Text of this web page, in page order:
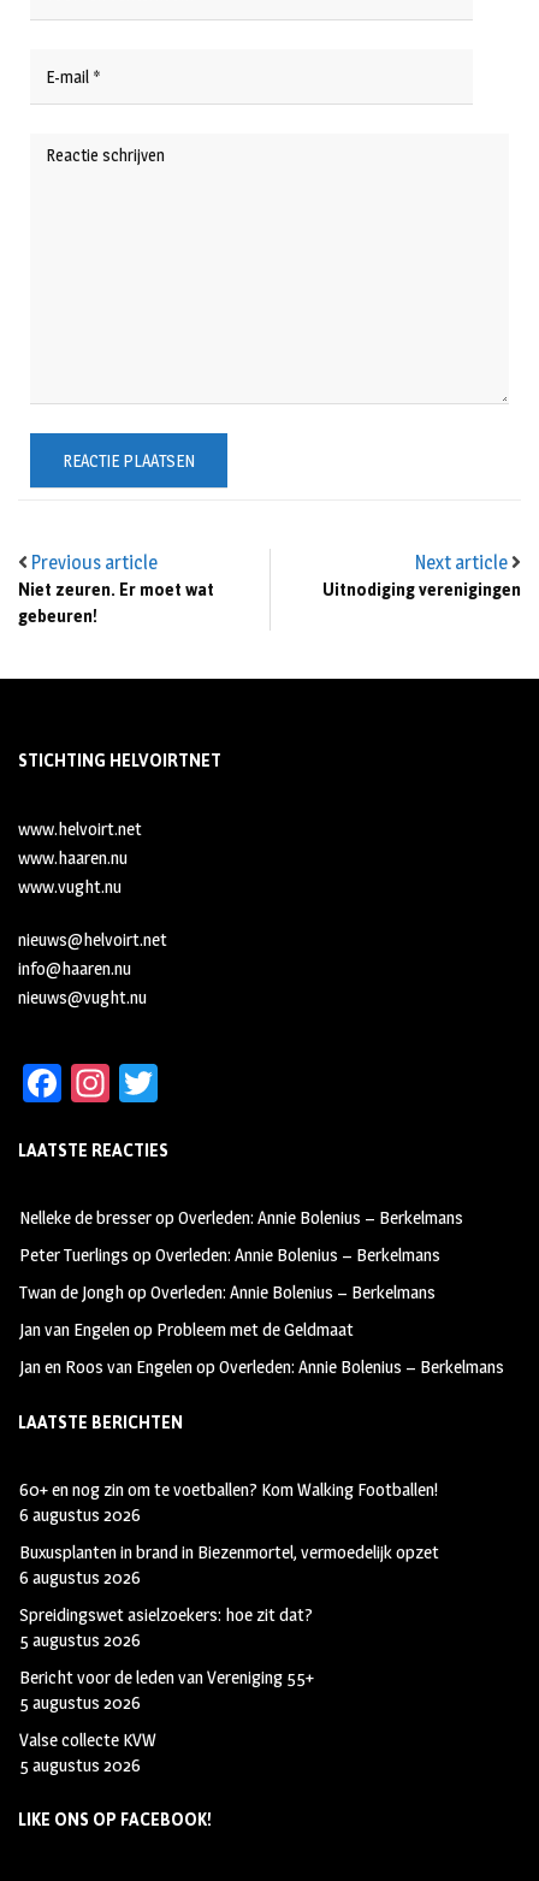
Previous article
Niet zeuren. Er moet wat
gebeuren!
Next article
Uitnodiging verenigingen
STICHTING HELVOIRTNET
www.helvoirt.net
www.haaren.nu
www.vught.nu
nieuws@helvoirt.net
info@haaren.nu
nieuws@vught.nu
Fa
b
oo
k
In
ag
m
tt
LAATSTE REACTIES
Nelleke de bresseropOverleden: Annie Bolenius – Berkelmans
Peter Tuerlings opOverleden: Annie Bolenius – Berkelmans
Twan de JonghopOverleden: Annie Bolenius – Berkelmans
Jan van Engelenop Probleem met de Geldmaat
Jan en Roos van EngelenopOverleden: Annie Bolenius – Berkelmans
LAATSTE BERICHTEN
60+ en nog zin om te voetballen? Kom Walking Footballen!
6 augustus 2026
Buxusplanten in brand in Biezenmortel, vermoedelijk opzet
6 augustus 2026
Spreidingswet asielzoekers: hoe zit dat?
5 augustus 2026
Bericht voor de leden van Vereniging 55+
5 augustus 2026
Valse collecte KVW
5 augustus 2026
LIKE ONS OP FACEBOOK!